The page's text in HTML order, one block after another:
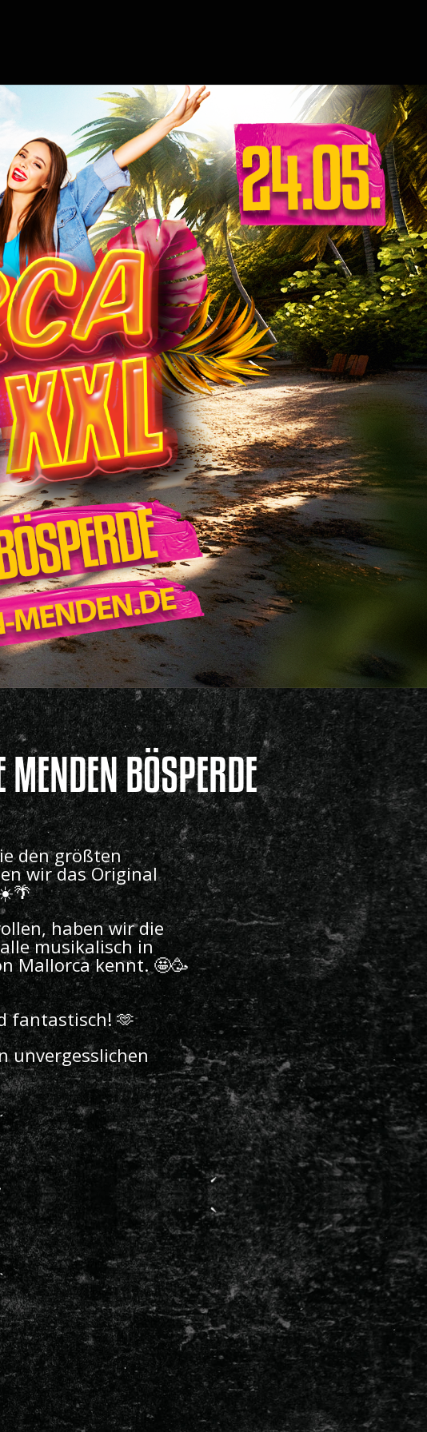
BÖSPERDE
den größten
wir das Original
haben wir die
musikalisch in
Mallorca kennt. 🤩🥳
fantastisch! 🫶
unvergesslichen